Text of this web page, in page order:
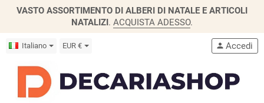
VASTO ASSORTIMENTO DI ALBERI DI NATALE E ARTICOLI
NATALIZI. ACQUISTA ADESSO.
Italiano EUR € person Accedi